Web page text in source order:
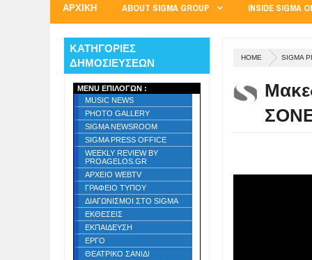
ΑΡΧΙΚΗ ABOUT SIGMA GROUP INSIDE SIGMA
HOME SIGMA
ΚΑΤΗΓΟΡΙΕΣ
ΔΗΜΟΣΙΕΥΣΕΩΝ
MENU ΕΠΙΛΟΓΩΝ :
MUSIC NEWS
PHOTO GALLERY
SIGMA NEWSROOM
SIGMA PRESS OFFICE
WEEKLY REVIEW BY
PROAGELOS.GR
ΑΡΧΕΙΟ WEBTV
ΓΡΑΦΕΙΟ ΤΥΠΟΥ
ΔΙΑΓΩΝΙΣΜΟΙ ΣΤΟ SIGMA
ΕΚΘΕΣΕΙΣ
ΕΚΠΑΙΔΕΥΣΗ
ΕΡΓΟ
ΘΕΑΤΡΙΚΟ ΣΑΝΙΔΙ